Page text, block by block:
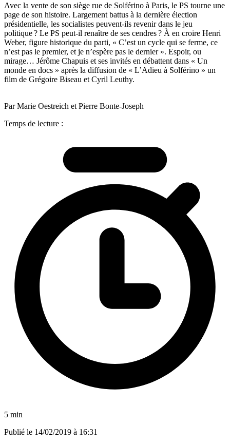
Avec la vente de son siège rue de Solférino à Paris, le PS tourne une
page de son histoire. Largement battus à la dernière élection
présidentielle, les socialistes peuvent-ils revenir dans le jeu
politique ? Le PS peut-il renaître de ses cendres ? À en croire Henri
Weber, figure historique du parti, « C’est un cycle qui se ferme, ce
n’est pas le premier, et je n’espère pas le dernier ». Espoir, ou
mirage… Jérôme Chapuis et ses invités en débattent dans « Un
monde en docs » après la diffusion de « L’Adieu à Solférino » un
film de Grégoire Biseau et Cyril Leuthy.
Par Marie Oestreich et Pierre Bonte-Joseph
Temps de lecture :
5 min
Publié le 14/02/2019 à 16:31